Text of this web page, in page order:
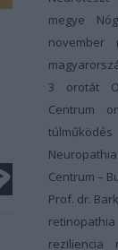
megye
november
3
orotát
Centrum
túlműködés
Centrum –
Prof. dr.
retinopathia
reziliencia